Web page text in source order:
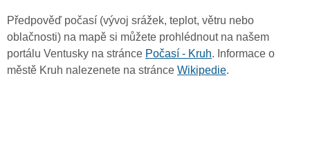
Předpověď počasí (vývoj srážek, teplot, větru nebo
oblačnosti) na mapě si můžete prohlédnout na našem
portálu Ventusky na stránce Počasí - Kruh. Informace o
městě Kruh nalezenete na stránce Wikipedie.